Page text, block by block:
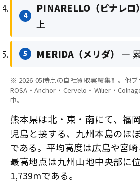
4
PINARELLO（ピナレロ）
上
5 MERIDA（メリダ） —
※ 2026-05時点の自社買取実績集計。他ブ
ROSA・Anchor・Cervelo・Wilier・
中。
熊本県は北・東・南にて、福
児島と接する、九州本島のほ
である。平均高度は広島や宮崎
最高地点は九州山地中央部に
1,739mである。